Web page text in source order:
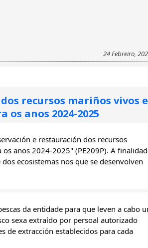
24 Febreiro,
recursos mariños vivos e
anos 2024-2025
e restauración dos recursos
anos 2024-2025" (PE209P). A
ecosistemas nos que se desenvolven
da entidade para que leven a cabo
sexa extraído por persoal autorizado
de extracción establecidos para cada